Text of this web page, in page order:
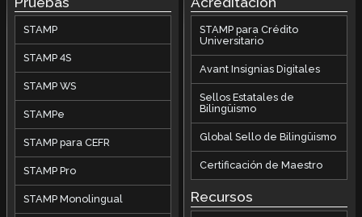
STAMP
STAMP 4S
STAMP WS
STAMPe
STAMP para CEFR
STAMP Pro
STAMP Monolingual
STAMP para Crédito
Universitario
Avant Insignias Digitales
Sellos Estatales de
Bilingüismo
Global Sello de Bilingüismo
Certificación de Maestro
Recursos